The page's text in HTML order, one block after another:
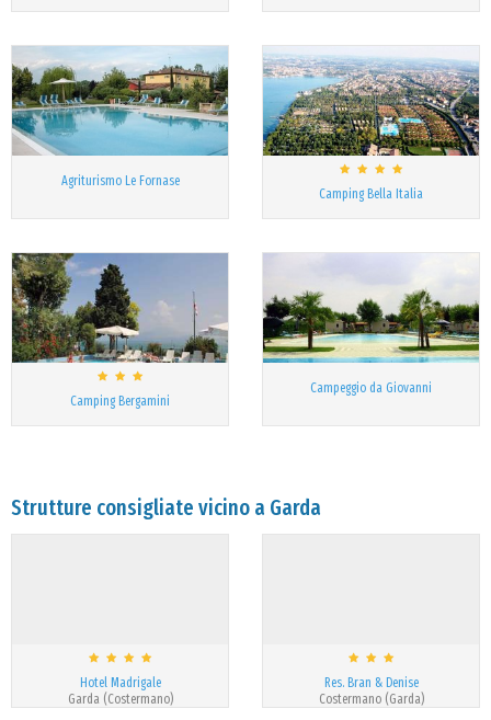
Agriturismo Le Fornase
Camping Bella Italia
Camping Bergamini
Campeggio da Giovanni
Strutture consigliate vicino a Garda
Hotel Madrigale
Garda (Costermano)
Res. Bran & Denise
Costermano (Garda)